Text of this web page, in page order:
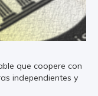
que coopere con
independientes y